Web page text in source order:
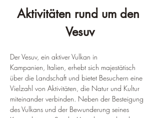
Aktivitäten rund um den
Vesuv
Der Vesuv, ein aktiver Vulkan in
Kampanien, Italien, erhebt sich majestätisch
über die Landschaft und bietet Besuchern eine
Vielzahl von Aktivitäten, die Natur und Kultur
miteinander verbinden. Neben der Besteigung
des Vulkans und der Bewunderung seines